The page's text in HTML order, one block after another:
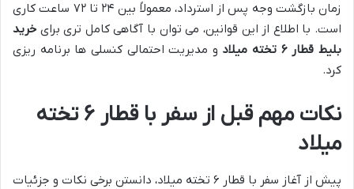
زمان بازگشت وجه پس از استرداد، معمولاً بین ۲۴ تا ۷۲ ساعت کاری
است. با اطلاع از این قوانین، می توان با آگاهی کامل تری برای خرید
بلیط قطار ۶ تخته میلاد
و مدیریت احتمالی کنسلی ها برنامه ریزی
کرد.
نکات مهم قبل از سفر با قطار ۶ تخته
میلاد
پیش از آغاز سفر با قطار ۶ تخته میلاد، دانستن برخی نکات و جزئیات